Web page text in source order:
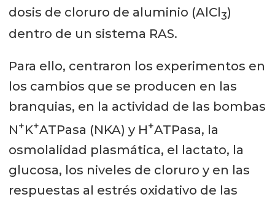
dosis de cloruro de aluminio (AlCl3)
dentro de un sistema RAS.
Para ello, centraron los experimentos en
los cambios que se producen en las
branquias, en la actividad de las bombas
N+K+ATPasa (NKA) y H+ATPasa, la
osmolalidad plasmática, el lactato, la
glucosa, los niveles de cloruro y en las
respuestas al estrés oxidativo de las